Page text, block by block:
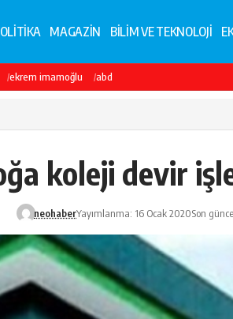
MAGAZİN BİLİM VE TEKNOLOJİ
ekrem imamoğlu abd
koleji devir
neohaberYayımlanma: 16 Ocak 2020Son